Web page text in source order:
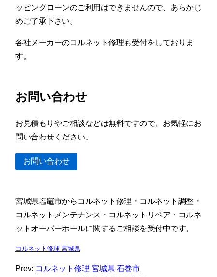
ッピングローンのご利用はできませんので、あらかじ
めご了承下さい。
各社メーカーのコルネット修理も受付をしておりま
す。
お問い合わせ
お見積もりやご相談などは無料ですので、お気軽にお
問い合わせください。
お問い合わせ
宮城県塩竈市からコルネット修理・コルネット調整・
コルネットメンテナンス・コルネットリペア・コルネ
ットオーバーホールに関するご相談を受付中です。
コルネット修理 宮城県
Prev: コルネット修理 宮城県 石巻市